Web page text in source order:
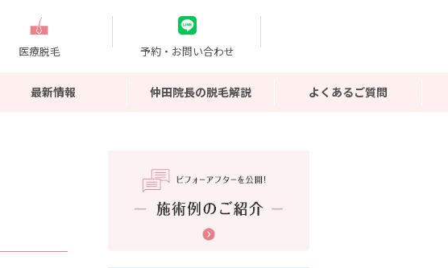
医療脱毛 予約・お問い合わせ
最新情報 仲田院長の脱毛解説 よくあるご質問